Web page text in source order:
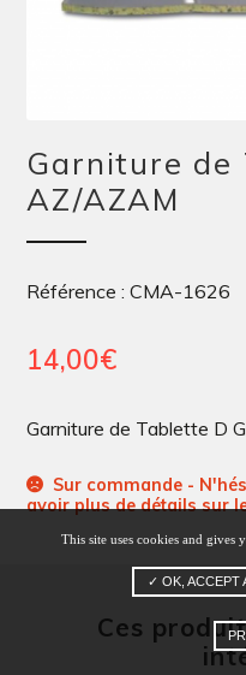
Garniture de
AZ/AZAM
Référence : CMA-1626
14,00€
Garniture de Tablette D
Sur commande -
avoir plus de détails sur
Ces
This site uses cookies and
✓ OK, ACCEPT